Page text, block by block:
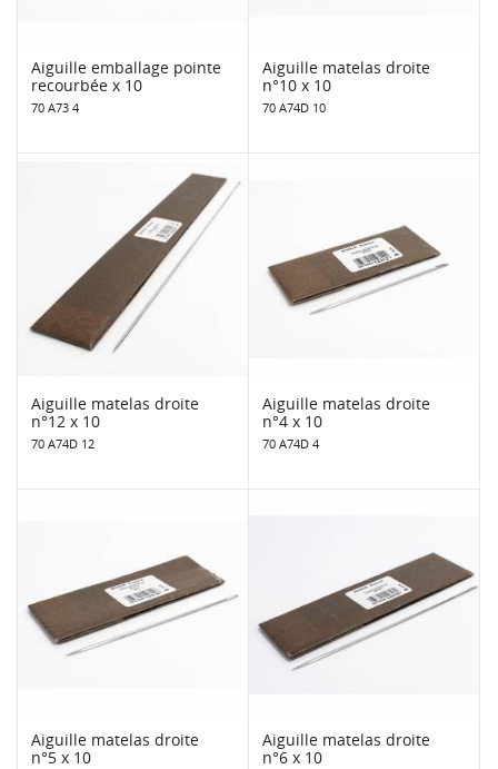
Aiguille emballage pointe
recourbée x 10
70 A73 4
Aiguille matelas droite
n°10 x 10
70 A74D 10
Aiguille matelas droite
n°12 x 10
70 A74D 12
Aiguille matelas droite
n°4 x 10
70 A74D 4
Aiguille matelas droite
n°5 x 10
Aiguille matelas droite
n°6 x 10